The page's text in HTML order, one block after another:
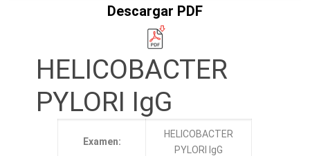
Descargar PDF
HELICOBACTER
PYLORI IgG
Examen:
HELICOBACTER
PYLORI IgG